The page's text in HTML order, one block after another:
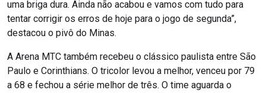
uma briga dura. Ainda não acabou e vamos com tudo para
tentar corrigir os erros de hoje para o jogo de segunda”,
destacou o pivô do Minas.
A Arena MTC também recebeu o clássico paulista entre São
Paulo e Corinthians. O tricolor levou a melhor, venceu por 79
a 68 e fechou a série melhor de três. O time aguarda o